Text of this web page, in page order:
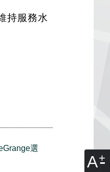
A
持服務水
選